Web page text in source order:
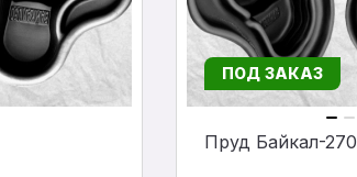
ПОД ЗАКАЗ
Пруд Байкал-270